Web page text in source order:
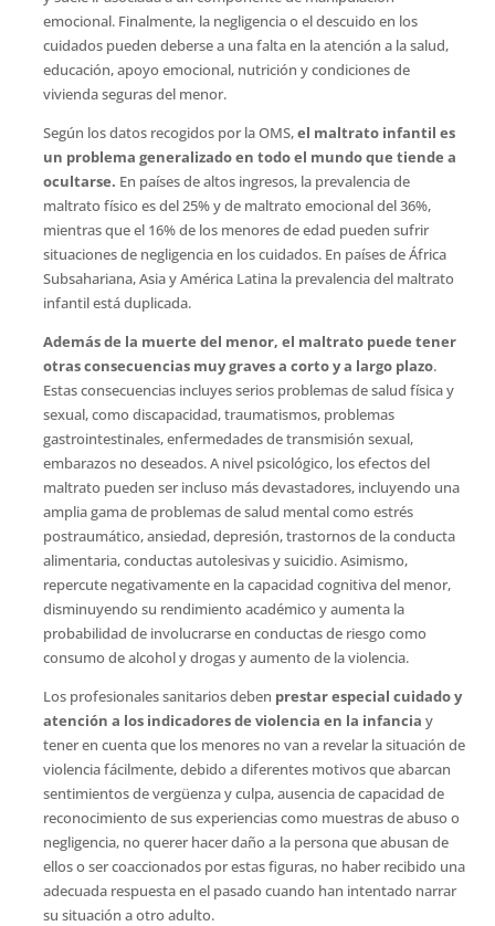
emocional. Finalmente, la negligencia o el descuido en los
cuidados pueden deberse a una falta en la atención a la salud,
educación, apoyo emocional, nutrición y condiciones de
vivienda seguras del menor.
Según los datos recogidos por la OMS,el maltrato infantil es
un problema generalizado en todo el mundo que tiende a
ocultarse. En países de altos ingresos, la prevalencia de
maltrato físico es del 25% y de maltrato emocional del 36%,
mientras que el 16% de los menores de edad pueden sufrir
situaciones de negligencia en los cuidados. En países de África
Subsahariana, Asia y América Latina la prevalencia del maltrato
infantil está duplicada.
Además de la muerte del menor, el maltrato puede tener
otras consecuencias muy graves a corto y a largo plazo.
Estas consecuencias incluyes serios problemas de salud física y
sexual, como discapacidad, traumatismos, problemas
gastrointestinales, enfermedades de transmisión sexual,
embarazos no deseados. A nivel psicológico, los efectos del
maltrato pueden ser incluso más devastadores, incluyendo una
amplia gama de problemas de salud mental como estrés
postraumático, ansiedad, depresión, trastornos de la conducta
alimentaria, conductas autolesivas y suicidio. Asimismo,
repercute negativamente en la capacidad cognitiva del menor,
disminuyendo su rendimiento académico y aumenta la
probabilidad de involucrarse en conductas de riesgo como
consumo de alcohol y drogas y aumento de la violencia.
Los profesionales sanitarios deben prestar especial cuidado y
atención a los indicadores de violencia en la infancia y
tener en cuenta que los menores no van a revelar la situación de
violencia fácilmente, debido a diferentes motivos que abarcan
sentimientos de vergüenza y culpa, ausencia de capacidad de
reconocimiento de sus experiencias como muestras de abuso o
negligencia, no querer hacer daño a la persona que abusan de
ellos o ser coaccionados por estas figuras, no haber recibido una
adecuada respuesta en el pasado cuando han intentado narrar
su situación a otro adulto.